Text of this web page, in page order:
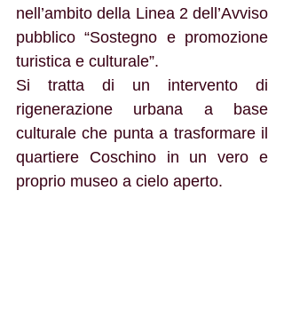
nell’ambito della Linea 2 dell’Avviso
pubblico “Sostegno e promozione
turistica e culturale”.
Si tratta di un intervento di
rigenerazione urbana a base
culturale che punta a trasformare il
quartiere Coschino in un vero e
proprio museo a cielo aperto.